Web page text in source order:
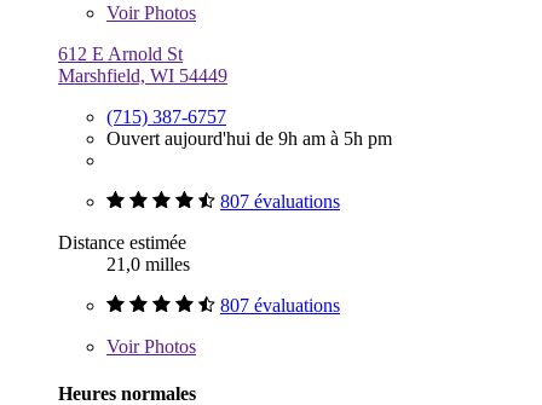
VoirPhotos
612 E Arnold St
Marshfield, WI 54449
(715) 387-6757
Ouvert aujourd'hui de 9h am à 5h pm
807 évaluations
Distance estimée
21,0 milles
807 évaluations
VoirPhotos
Heures normales